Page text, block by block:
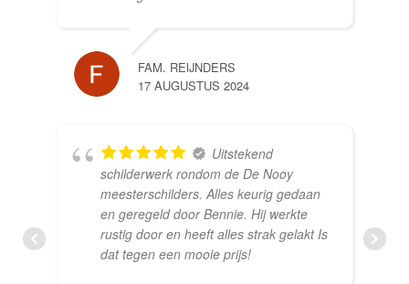
FAM. REIJNDERS
17 AUGUSTUS 2024
Uitstekend
schilderwerk rondom de De Nooy
meesterschilders. Alles keurig gedaan
en geregeld door Bennie. Hij werkte
rustig door en heeft alles strak gelakt Is
dat tegen een mooie prijs!